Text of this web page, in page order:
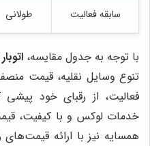
سابقه فعالیت طولانی
با توجه به جدول مقایسه،
خدمات لوکس و با کیفیت، قیمت
همسایه نیز با ارائه